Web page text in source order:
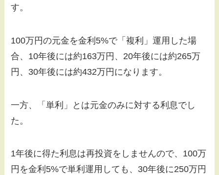
す。
100万円の元金を金利5%で「複利」運用した場
合、10年後には約163万円、20年後には約265万
円、30年後には約432万円になります。
一方、「単利」とは元金のみに対する利息でし
た。
1年後に得た利息は再投資をしませんので、100万
円を金利5%で単利運用しても、30年後に250万円